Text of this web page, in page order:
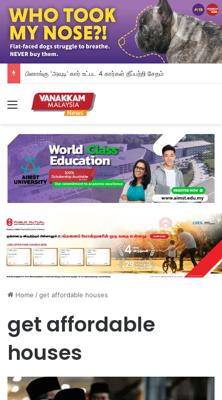
பினாங்கு ‘அவுடி’ கார் உட்பட 4 கார்கள் தீப்பற்றி சேதம்
Menu
Home /get affordable houses
get affordable
houses